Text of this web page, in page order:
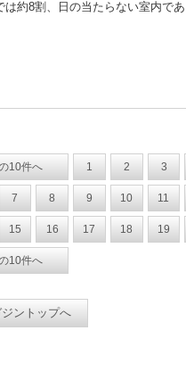
は約8割、日の当たらない室内で
10件へ 1 2 3
7 8 9 10 11
15 16 17 18 19
10件へ
ジントップへ